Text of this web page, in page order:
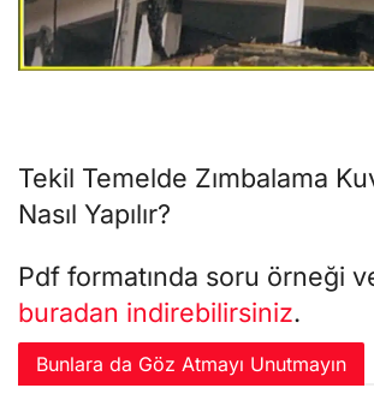
Tekil Temelde Zımbalama
Nasıl Yapılır?
Pdf formatında soru örneği
buradan indirebilirsiniz.
Bunlara da Göz Atmayı Unutmayın